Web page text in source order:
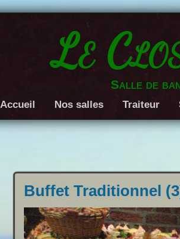
Le
Salle de
Accueil Nos salles Traiteur
Buffet Traditionnel